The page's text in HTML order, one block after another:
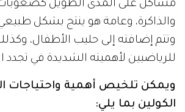
مشاكل على المدى الطويل
والذاكرة، وعامة هو ينتج بشكل
وتتم إضافته إلى حليب الأطفال،
للرياضيين لأهميته الشديدة في تجدد
ويمكن تلخيص أهمية واحتياجات
الكولين بما يلي: